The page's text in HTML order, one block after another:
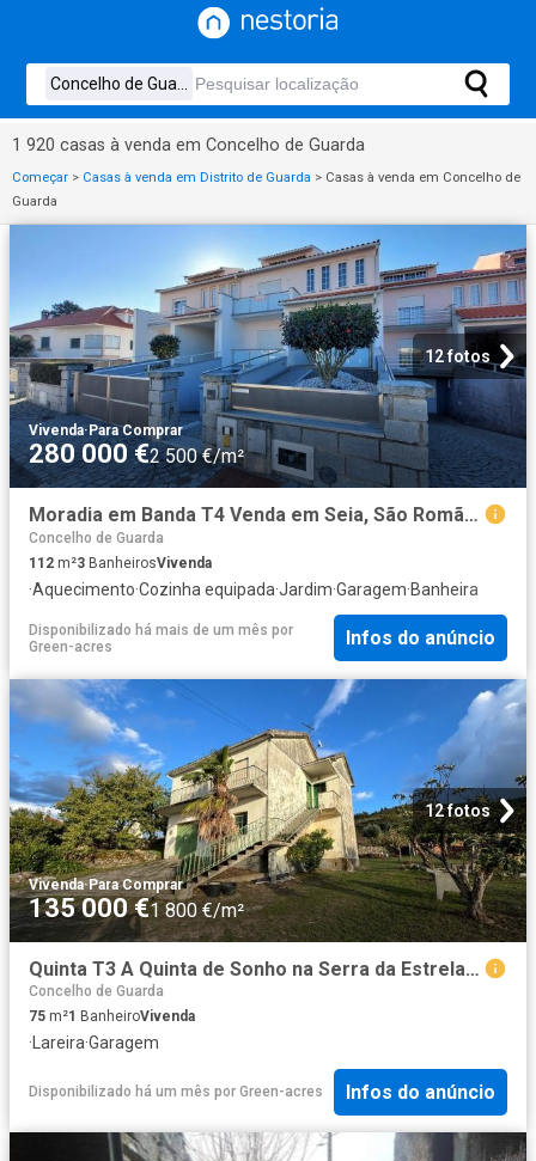
1 920 casas à venda em Concelho de Guarda
Começar > Casas à venda em Distrito de Guarda > Casas à venda em Concelho de
Guarda
12 fotos
Vivenda·Para Comprar
280 000 €2 500 €/m²
Moradia em Banda T4 Venda em Seia, São Romão e Lapa dos Dinh. 112m² Seia, São Romão e Lapa dos Dinheiros
Concelho de Guarda
112 m²3 BanheirosVivenda
·Aquecimento·Cozinha equipada·Jardim·Garagem·Banheira
Disponibilizado há mais de um mês por
Green-acres
Infos do anúncio
12 fotos
Vivenda·Para Comprar
135 000 €1 800 €/m²
Quinta T3 A Quinta de Sonho na Serra da Estrela 75m² Santa Marinha e São Martinho
Concelho de Guarda
75 m²1 BanheiroVivenda
·Lareira·Garagem
Disponibilizado há um mês por Green-acres Infos do anúncio